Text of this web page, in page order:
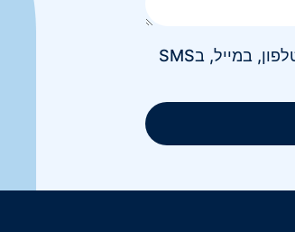
אני מאשר/ת קבלת חומר פרסומי בטלפון, במייל, בSMS